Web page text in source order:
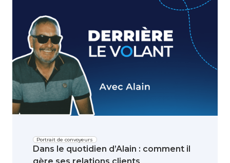
Portrait de convoyeurs
Dans le quotidien d’Alain : comment il